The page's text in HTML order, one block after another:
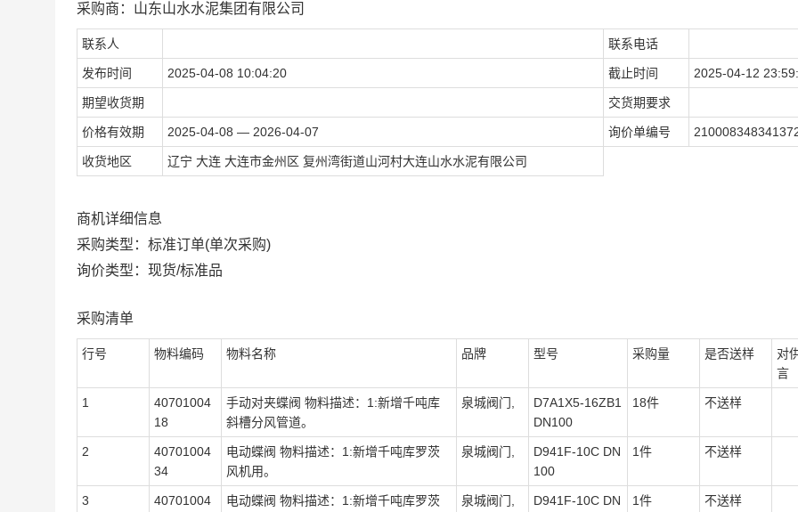
采购商：山东山水水泥集团有限公司
联系人 联系电话
发布时间 2025-04-08 10:04:20 截止时间 2025-04-12
期望收货期 交货期要求
价格有效期 2025-04-08 — 2026-04-07 询价单编号
收货地区 辽宁 大连 大连市金州区 复州湾街道山河村大连山水水泥有限公司
商机详细信息
采购类型：标准订单(单次采购)
询价类型：现货/标准品
采购清单
行号 物料编码 物料名称 品牌 型号 采购量 是否送样
对
言
1
40701004
18
手动对夹蝶阀 物料描述：1:新增千吨库
斜槽分风管道。
泉城阀门,
D7A1X5-16ZB1
DN100
18件 不送样
2
40701004
34
电动蝶阀 物料描述：1:新增千吨库罗茨
风机用。
泉城阀门,
D941F-10C DN
100
1件 不送样
3
40701004
电动蝶阀 物料描述：1:新增千吨库罗茨
泉城阀门,
D941F-10C DN
1件 不送样